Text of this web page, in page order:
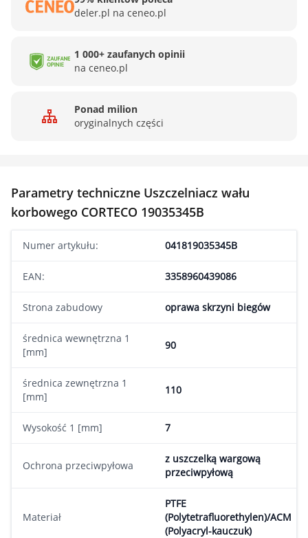
deler.pl na ceneo.pl
1 000+ zaufanych opinii
na ceneo.pl
Ponad milion
oryginalnych części
Parametry techniczne Uszczelniacz wału
korbowego CORTECO 19035345B
Numer artykułu: 041819035345B
EAN: 3358960439086
Strona zabudowy oprawa skrzyni biegów
średnica wewnętrzna 1
[mm]
90
średnica zewnętrzna 1
[mm]
110
Wysokość 1 [mm] 7
Ochrona przeciwpyłowa
z uszczelką wargową
przeciwpyłową
Materiał
PTFE
(Polytetrafluorethylen)/ACM
(Polyacryl-kauczuk)